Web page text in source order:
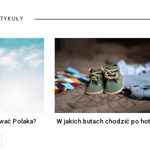
Polaka? W jakich butach chodzić po